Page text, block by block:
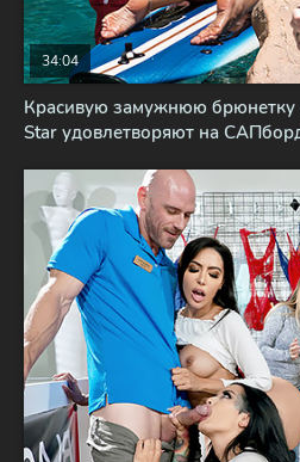
Красивую замужнюю брюнетку
Star удовлетворяют на
34:04